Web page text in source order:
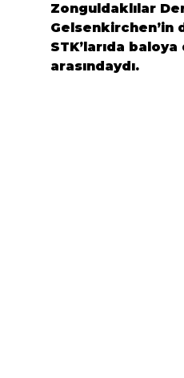
Zonguldaklılar
Gelsenkirchen’in
STK’larıda
arasındaydı.